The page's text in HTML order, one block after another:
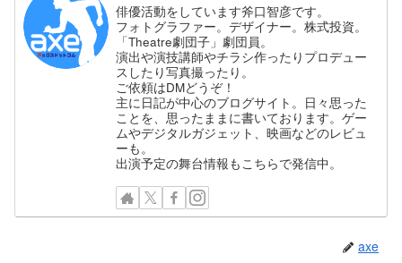
俳優活動をしています斧口智彦です。
フォトグラファー。デザイナー。株式投資。
「Theatre劇団子」劇団員。
演出や演技講師やチラシ作ったりプロデュー
スしたり写真撮ったり。
ご依頼はDMどうぞ！
主に日記が中心のブログサイト。日々思った
ことを、思ったままに書いております。ゲー
ムやデジタルガジェット、映画などのレビュ
ーも。
出演予定の舞台情報もこちらで発信中。
axe